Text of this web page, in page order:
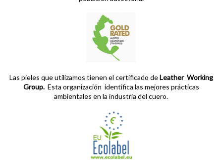
Las pieles que utilizamos tienen el certificado deLeather Working
Group.Esta organización identifica las mejores prácticas
ambientales en la industria del cuero.